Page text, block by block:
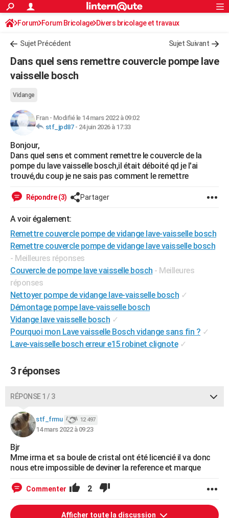
ACTUALITÉS
Politique
Société
Faits Divers
Education
Monde
Villes
+
Programme TV
Streaming
Cinéma
Sorties cinéma
Musique
FINANCE
Retraite
Impôts
Epargne
Immobilier
Risques naturels par ville
Banque
Assurance
Crédit
AUTO
Essais
Réserver un essai
Citadines
Berlines
SUV
Forum auto
HIGH-TECH
Mobiles
Meilleur smartphone
Internet
Ordinateurs
Jeux vidéo
Guide high-tech
BRICOLAGE
Forum
Aménagement intérieur
Extérieur
Cuisine
Salle de bains
Jardinage
Rangement
WEEK-END
Guides de France
Escapades
Patrimoine
Expositions
Musées
Week-end nature
+LIFESTYLE
Art de vivre
Bien-être
Loisirs
Mode
Modes de vie
SANTE
Alimentation
Guide de la santé
Maladies
Médicaments
Sommeil
VOYAGE
Destinations
City break
Voyage nature
Voyage de noces
Forum
Climat
+PHOTO
GUIDES D'ACHAT
BONS PLANS
CARTE DE VOEUX
Carte de Noël
Carte Bonne année
Carte Saint-Valentin
Carte Pâques
Carte d'anniversaire
DICTIONNAIRE
Dictionnaire
Biographies
Citations
Expressions
Proverbes
PROGRAMME TV
COPAINS D'AVANT
Bricolage
Lifestyle
Culture
Sport
Auto
Television
Voyage
Cinema
Rechercher
S'inscrire
Connexion
Forum Forum Bricolage Divers bricolage et travaux
Sujet Précédent Sujet Suivant
Dans quel sens remettre couvercle pompe lave
vaisselle bosch
Vidange
Fran- Modifié le 14 mars 2022 à 09:02
stf_jpd87- 24 juin 2026 à 17:33
Bonjour,
Dans quel sens et comment remettre le couvercle de la
pompe du lave vaisselle bosch,il était déboité qd je l'ai
trouvé,du coup je ne sais pas comment le remettre
Répondre (3) Partager
A voir également:
Remettre couvercle pompe de vidange lave-vaisselle bosch
Remettre couvercle pompe de vidange lave vaisselle bosch
- Meilleures réponses
Couvercle de pompe lave vaisselle bosch - Meilleures
réponses
Nettoyer pompe de vidange lave-vaisselle bosch ✓
Démontage pompe lave-vaisselle bosch
Vidange lave vaisselle bosch ✓
Pourquoi mon Lave vaisselle Bosch vidange sans fin ? ✓
Lave-vaisselle bosch erreur e15 robinet clignote ✓
3 réponses
RÉPONSE 1 / 3
stf_frmu 12 497
14 mars 2022 à 09:23
Bjr
Mme irma et sa boule de cristal ont été licencié il va donc
nous etre impossible de deviner la reference et marque
Commenter 2
Afficher toute la discussion